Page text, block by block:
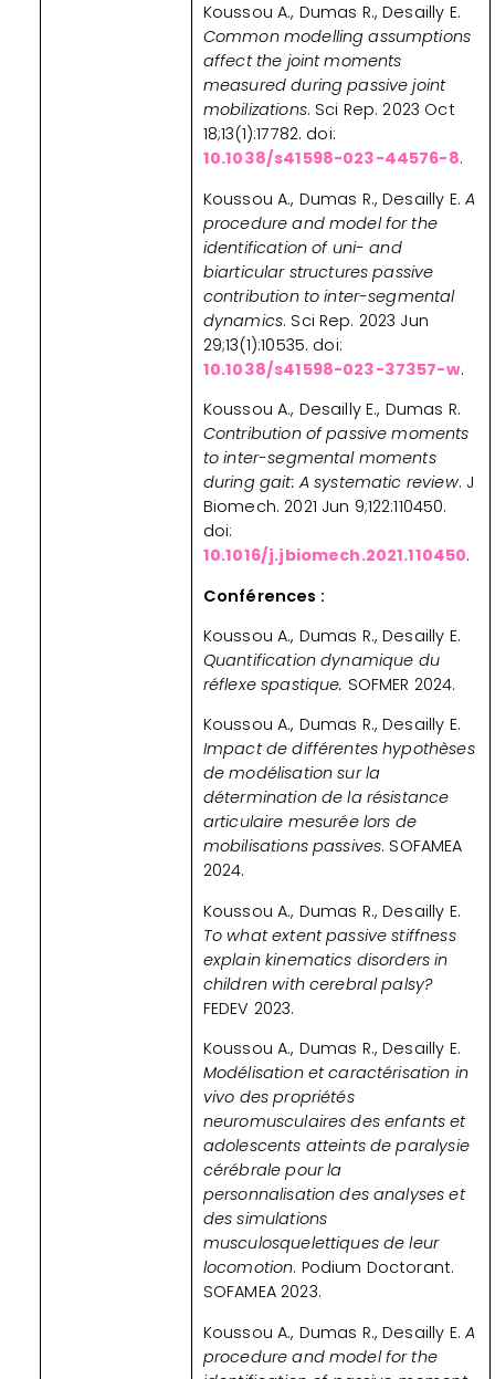
Koussou A., Dumas R., Desailly E.
Common modelling assumptions
affect the joint moments
measured during passive joint
mobilizations. Sci Rep. 2023 Oct
18;13(1):17782. doi:
10.1038/s41598-023-44576-8.
Koussou A., Dumas R., Desailly E. A
procedure and model for the
identification of uni- and
biarticular structures passive
contribution to inter-segmental
dynamics. Sci Rep. 2023 Jun
29;13(1):10535. doi:
10.1038/s41598-023-37357-w.
Koussou A., Desailly E., Dumas R.
Contribution of passive moments
to inter-segmental moments
during gait: A systematic review. J
Biomech. 2021 Jun 9;122:110450.
doi:
10.1016/j.jbiomech.2021.110450.
Conférences :
Koussou A., Dumas R., Desailly E.
Quantification dynamique du
réflexe spastique. SOFMER 2024.
Koussou A., Dumas R., Desailly E.
Impact de différentes hypothèses
de modélisation sur la
détermination de la résistance
articulaire mesurée lors de
mobilisations passives. SOFAMEA
2024.
Koussou A., Dumas R., Desailly E.
To what extent passive stiffness
explain kinematics disorders in
children with cerebral palsy?
FEDEV 2023.
Koussou A., Dumas R., Desailly E.
Modélisation et caractérisation in
vivo des propriétés
neuromusculaires des enfants et
adolescents atteints de paralysie
cérébrale pour la
personnalisation des analyses et
des simulations
musculosquelettiques de leur
locomotion. Podium Doctorant.
SOFAMEA 2023.
Koussou A., Dumas R., Desailly E. A
procedure and model for the